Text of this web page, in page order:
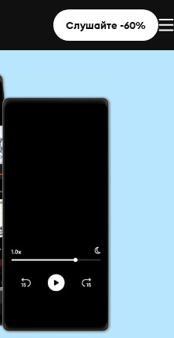
Слушайте -60%